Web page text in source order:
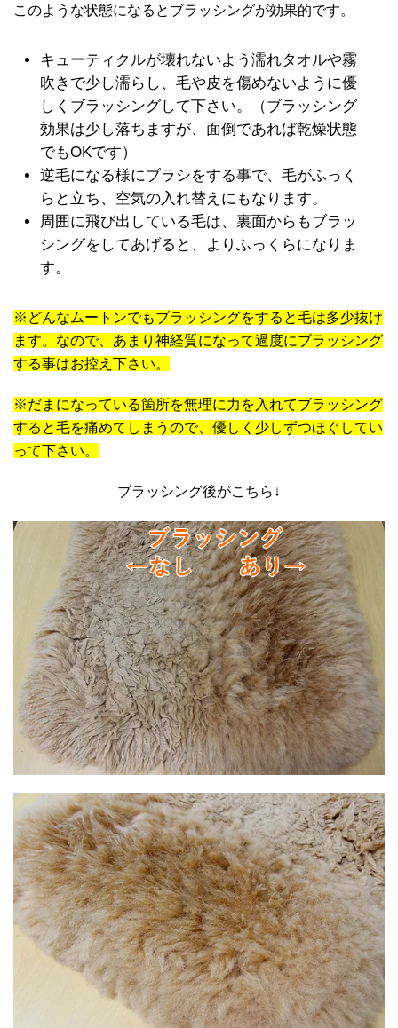
このような状態になるとブラッシングが効果的です。
キューティクルが壊れないよう濡れタオルや霧
吹きで少し濡らし、毛や皮を傷めないように優
しくブラッシングして下さい。（ブラッシング
効果は少し落ちますが、面倒であれば乾燥状態
でもOKです）
逆毛になる様にブラシをする事で、毛がふっく
らと立ち、空気の入れ替えにもなります。
周囲に飛び出している毛は、裏面からもブラッ
シングをしてあげると、よりふっくらになりま
す。
※どんなムートンでもブラッシングをすると毛は多少抜け
ます。なので、あまり神経質になって過度にブラッシング
する事はお控え下さい。
※だまになっている箇所を無理に力を入れてブラッシング
すると毛を痛めてしまうので、優しく少しずつほぐしてい
って下さい。
ブラッシング後がこちら↓